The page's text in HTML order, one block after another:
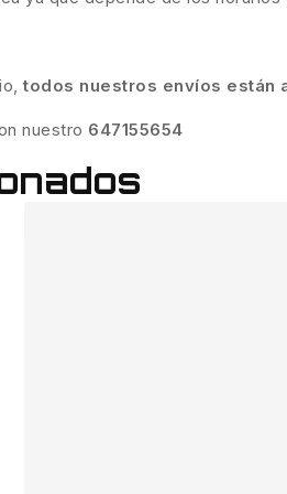
todos nuestros envíos están
nuestro 647155654